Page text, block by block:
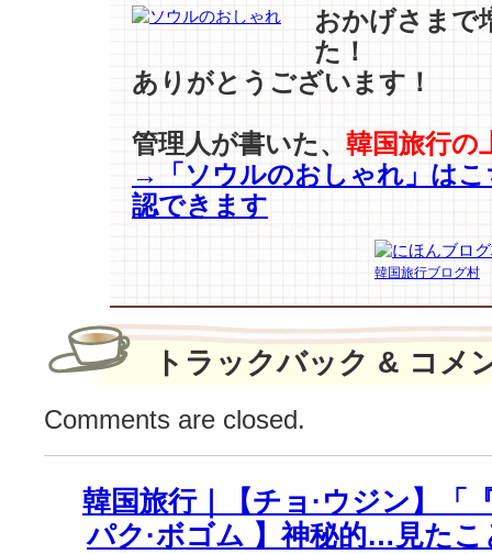
ボ
ゴ
な
同
行…”韓
ロ
マ
ン
ス”の
行
は
おかげさまで
た！
ありがとうございます！
管理人が書いた、 韓国旅行の
→「ソウルのおしゃれ」はこ
認できます
韓国旅行ブログ村
トラックバック & コメ
Comments are closed.
韓国旅行｜【チョ·ウジン】「
パク·ボゴム 】神秘的…見た